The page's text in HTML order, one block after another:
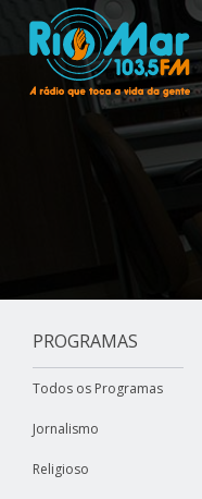
PROGRAMAS
Todos os Programas
Jornalismo
Religioso